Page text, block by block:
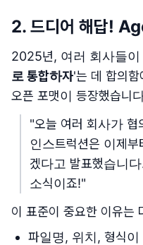
2. 드디어 해답!
2025년, 여러 회사들이
로 통합하자'는 데 합의함
오픈 포맷이 등장했습니
"오늘 여러 회사가 협
인스트럭션은 이제
겠다고 발표했습니
소식이죠!"
이 표준이 중요한 이유는
파일명, 위치, 형식이